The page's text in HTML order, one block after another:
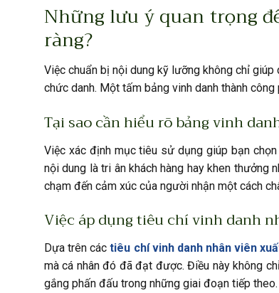
Những lưu ý quan trọng
ràng?
Việc chuẩn bị nội dung kỹ lưỡng không chỉ
chức danh. Một tấm bảng vinh danh thành
Tại sao cần hiểu rõ bảng vinh
Việc xác định mục tiêu sử dụng giúp bạn
nội dung là tri ân khách hàng hay khen
chạm đến cảm xúc của người nhận một cách
Việc áp dụng tiêu chí vinh danh
Dựa trên cáctiêu chí vinh danh nhân viên
mà cá nhân đó đã đạt được. Điều này không
gắng phấn đấu trong những giai đoạn tiếp theo.